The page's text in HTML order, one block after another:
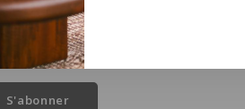
et des offres sur les produits
S'abonner